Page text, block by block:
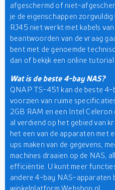
afgeschermd of niet-
je de eigenschappen
RJ45 niet werkt met kabels
beantwoorden van de vraag
bent met de genoemde
dan of bekijk een online tutorial
Wat is de beste 4-bay NAS?
QNAP TS-451 kan de beste 4-
voorzien van ruime
2GB RAM en een Intel
al verdiend op het gebied van
het een van de apparaten met
ups maken van de gegevens,
machines draaien op de NAS,
efficiëntie. U kunt meer
andere 4-bay NAS-apparaten
winkelplatform Webshop.nl.